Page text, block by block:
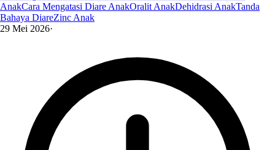
AnakCara Mengatasi Diare AnakOralit AnakDehidrasi AnakTanda
Bahaya DiareZinc Anak
29 Mei 2026·